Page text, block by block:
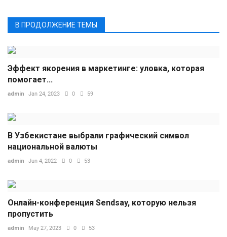
В ПРОДОЛЖЕНИЕ ТЕМЫ
Эффект якорения в маркетинге: уловка, которая
помогает...
admin Jan 24, 2023 0 59
В Узбекистане выбрали графический символ
национальной валюты
admin Jun 4, 2022 0 53
Онлайн-конференция Sendsay, которую нельзя
пропустить
admin May 27, 2023 0 53